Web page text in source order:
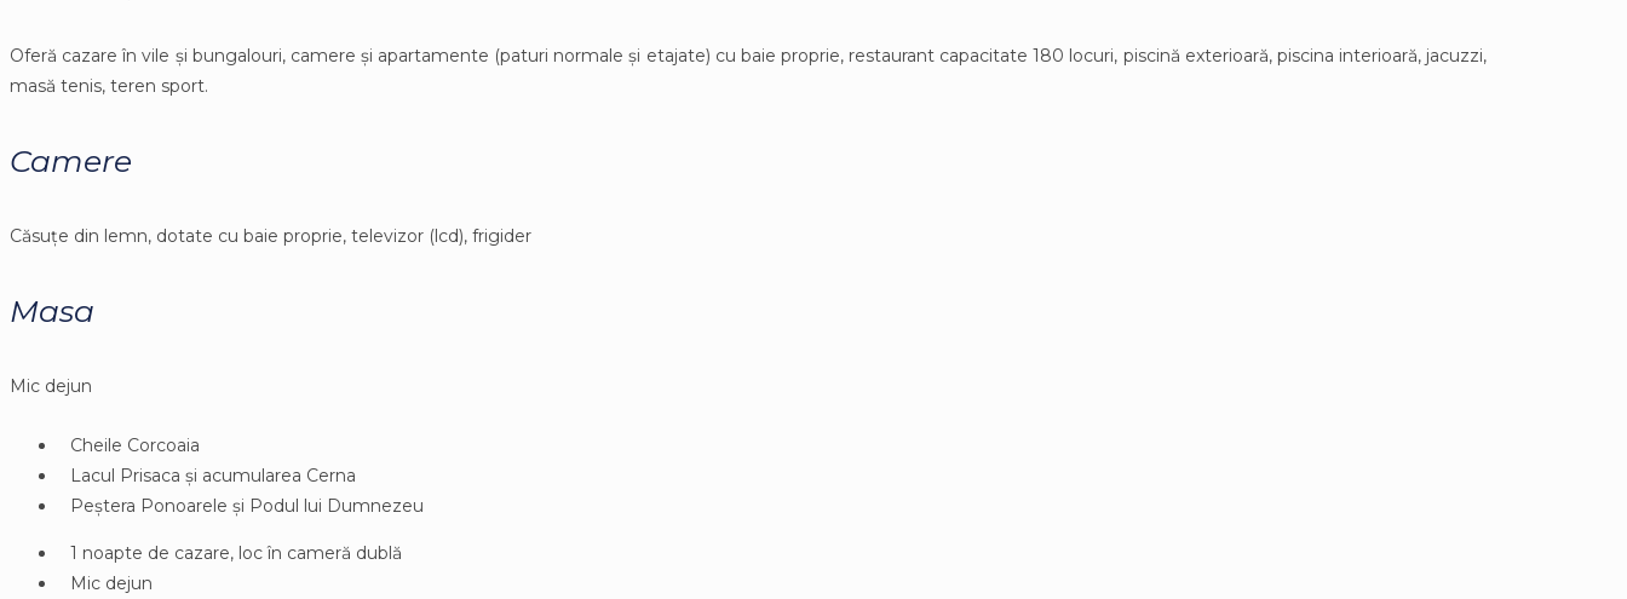
Oferă cazare în vile și bungalouri, camere și apartamente (paturi normale și etajate) cu baie proprie, restaurant capacitate 180 locuri, piscină exterioară, piscina interioară, jacuzzi,
masă tenis, teren sport.
Camere
Căsuțe din lemn, dotate cu baie proprie, televizor (lcd), frigider
Masa
Mic dejun
Cheile Corcoaia
Lacul Prisaca și acumularea Cerna
Peștera Ponoarele și Podul lui Dumnezeu
1 noapte de cazare, loc în cameră dublă
Mic dejun